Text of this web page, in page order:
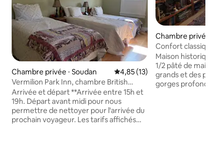
Chambre privée ⋅ Soudan Évaluation moyenne sur la
4,85 (13)
Vermilion Park Inn, chambre British
Garden #10 (2e étage)
Arrivée et départ **Arrivée entre 15h et
19h. Départ avant midi pour nous
permettre de nettoyer pour l'arrivée du
prochain voyageur. Les tarifs affichés
Chambre privée ⋅
Confort classique
Park ~ Chambre 1
Maison
1/2 pâté de
grands et des
gorges